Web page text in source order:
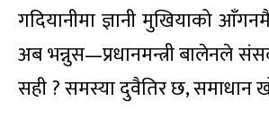
गदियानीमा ज्ञानी मुखियाको
अब भन्नुस—प्रधानमन्त्री बालेनले
सही ? समस्या दुवैतिर छ, समाधान